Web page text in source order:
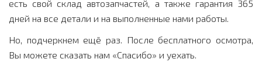
есть свой склад автозапчастей, а также гарантия 365
дней на все детали и на выполненные нами работы.
Но, подчеркнем ещё раз. После бесплатного осмотра,
Вы можете сказать нам «Спасибо» и уехать.